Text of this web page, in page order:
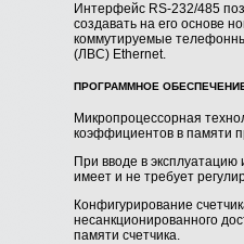
Интерфейс RS-232/485
создавать на его основе
коммутируемые
(ЛВС) Ethernet.
ПРОГРАММНОЕ
Микропроцессорная
коэффициентов в памяти
При вводе в эксплуатацию
имеет и не требует
Конфигурирование
несанкционированного
памяти счетчика.